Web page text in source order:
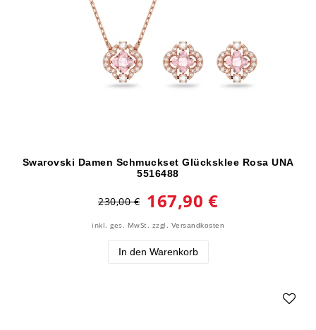
Swarovski Damen Schmuckset Glücksklee Rosa UNA
5516488
230,00 € 167,90 €
inkl. ges. MwSt. zzgl. Versandkosten
In den Warenkorb